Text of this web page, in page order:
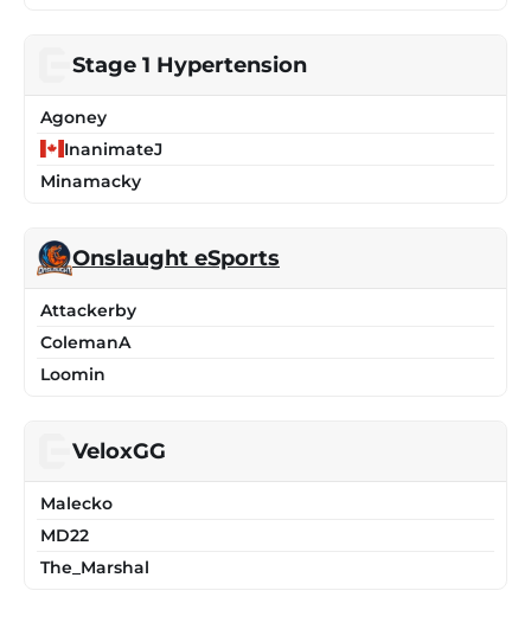
Stage 1 Hypertension
Agoney
InanimateJ
Minamacky
Onslaught eSports
Attackerby
ColemanA
Loomin
VeloxGG
Malecko
MD22
The_Marshal